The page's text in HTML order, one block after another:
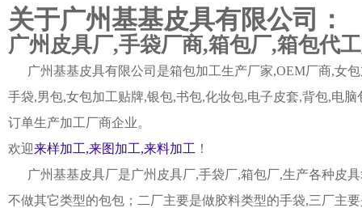
关于广州基基皮具有限公司：
广州皮具厂,手袋厂商,箱包厂,箱包代
广州基基皮具有限公司是箱包加工生产厂家,OEM厂商,女
手袋,男包,女包加工贴牌,银包,书包,化妆包,电子皮套,背包,电
订单生产加工厂商企业。
欢迎来样加工,来图加工,来料加工 ！
广州基基皮具厂是广州皮具厂,手袋厂,箱包厂,生产各种皮
不做其它类型的包包；二厂主要是做胶料类型的手袋,三厂主